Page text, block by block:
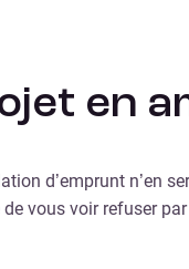
en
d’emprunt n’en
vous voir refuser